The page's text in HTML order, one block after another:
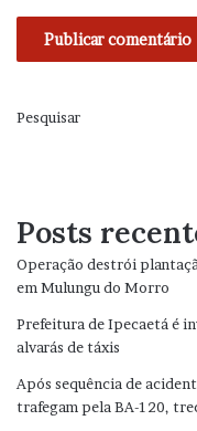
Pesquisar
Posts
Operação destrói
em Mulungu do Morro
Prefeitura de Ipecaetá é
alvarás de táxis
Após sequência de
trafegam pela BA-120,